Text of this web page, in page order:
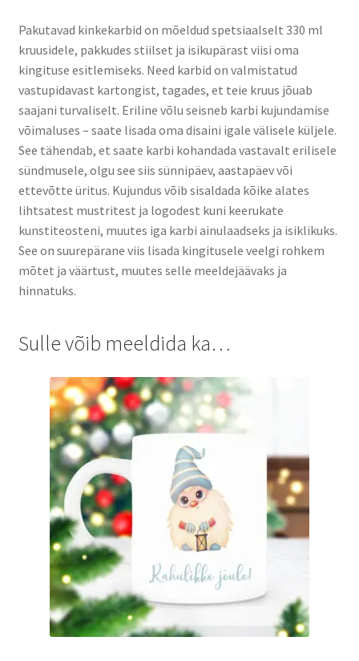
Pakutavad kinkekarbid on mõeldud spetsiaalselt 330 ml
kruusidele, pakkudes stiilset ja isikupärast viisi oma
kingituse esitlemiseks. Need karbid on valmistatud
vastupidavast kartongist, tagades, et teie kruus jõuab
saajani turvaliselt. Eriline võlu seisneb karbi kujundamise
võimaluses – saate lisada oma disaini igale välisele küljele.
See tähendab, et saate karbi kohandada vastavalt erilisele
sündmusele, olgu see siis sünnipäev, aastapäev või
ettevõtte üritus. Kujundus võib sisaldada kõike alates
lihtsatest mustritest ja logodest kuni keerukate
kunstiteosteni, muutes iga karbi ainulaadseks ja isiklikuks.
See on suurepärane viis lisada kingitusele veelgi rohkem
mõtet ja väärtust, muutes selle meeldejäävaks ja
hinnatuks.
Sulle võib meeldida ka…